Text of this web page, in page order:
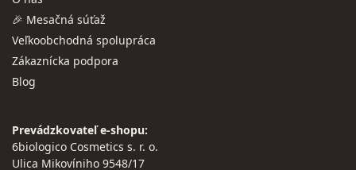
🎉 Mesačná súťaž
Veľkoobchodná spolupráca
Zákaznícka podpora
Blog
Prevádzkovateľ e-shopu:
6biologico Cosmetics s. r. o.
Ulica Mikovíniho 9548/17